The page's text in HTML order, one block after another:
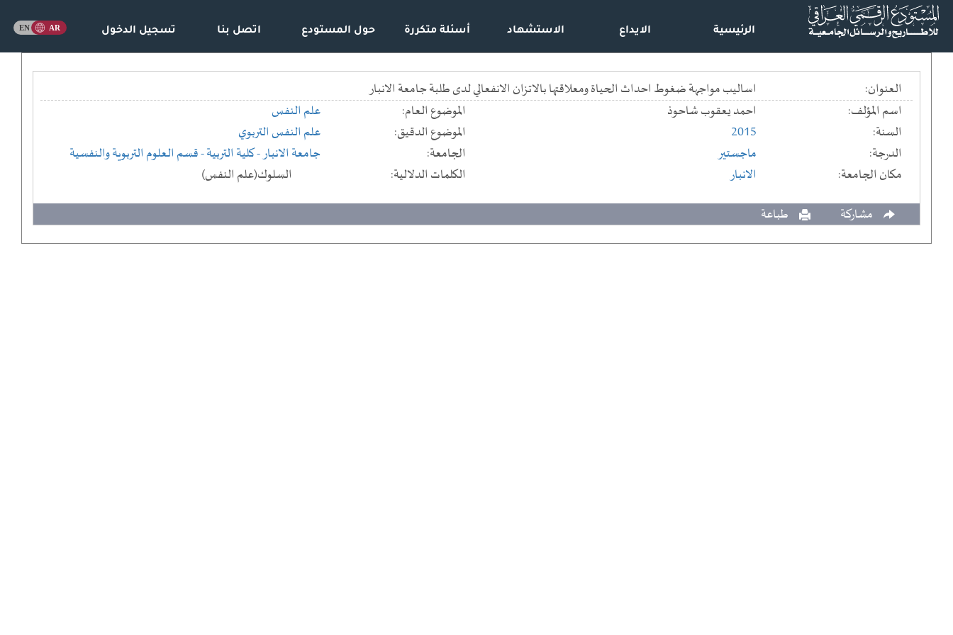
الرئيسية الايداع الاستشهاد أسئلة متكررة حول المستودع اتصل بنا تسجيل الدخول
العنوان:
اساليب مواجهة ضغوط احداث الحياة ومعلاقتها بالاتزان الانفعالي لدى طلبة جامعة الانبار
اسم المؤلف:
احمد يعقوب شاحوذ الموضوع العام:
علم النفس
السنة:
2015 الموضوع الدقيق:
علم النفس التربوي
الدرجة:
ماجستير الجامعة: جامعة الانبار- كلية التربية- قسم العلوم التربوية والنفسية
مكان الجامعة:
الانبار الكلمات الدلالية:
السلوك(علم النفس)
مشاركة
طباعة